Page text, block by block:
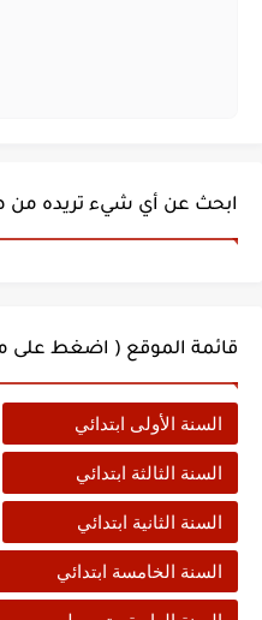
ابحث عن أي شيء تريده من
قائمة الموقع ( اضغط على
السنة الأولى ابتدائي
السنة الثالثة ابتدائي
السنة الثانية ابتدائي
السنة الخامسة ابتدائي